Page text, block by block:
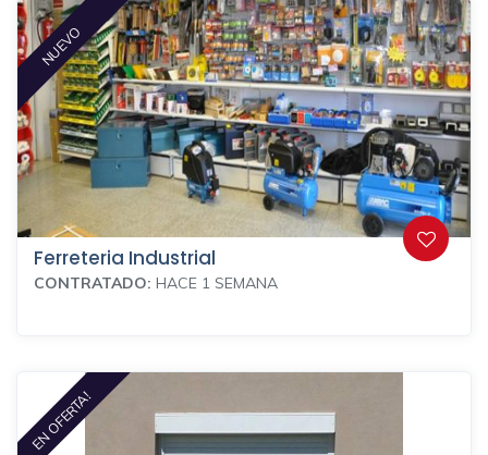
NUEVO
Ferreteria Industrial
CONTRATADO: HACE 1 SEMANA
EN OFERTA!